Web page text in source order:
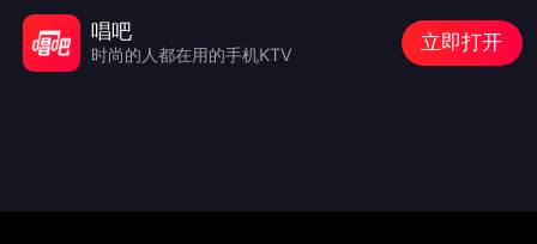
唱吧
时尚的人都在用的手机KTV
立即打开